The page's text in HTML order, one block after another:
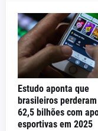
Estudo aponta que
brasileiros perderam
62,5 bilhões com
esportivas em 2025